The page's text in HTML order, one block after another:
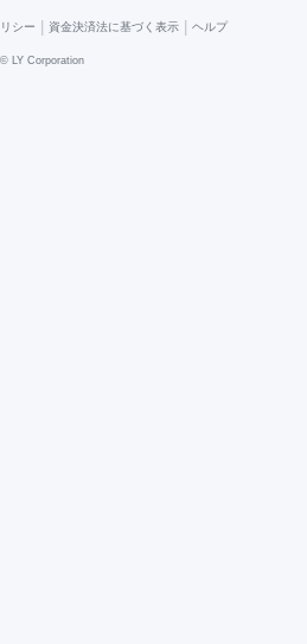
シー 資金決済法に基づく表示 ヘルプ
© LY Corporation